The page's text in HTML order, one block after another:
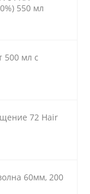
550 мл
500 мл с
72 Hair
60мм, 200